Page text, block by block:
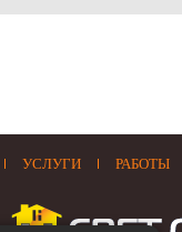
УСЛУГИ РАБОТЫ